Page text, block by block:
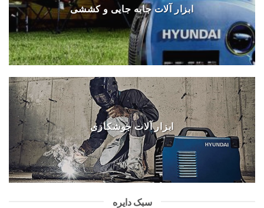
ابزار آلات جابه جایی و کششی
ابزار آلات جوشکاری
سبک دایره